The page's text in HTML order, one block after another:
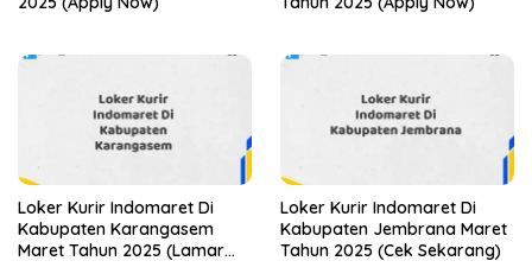
Loker Kurir Indomaret Di
Kabupaten Karangasem
Maret Tahun 2025 (Lamar
Loker Kurir Indomaret Di
Kabupaten Jembrana Maret
Tahun 2025 (Cek Sekarang)